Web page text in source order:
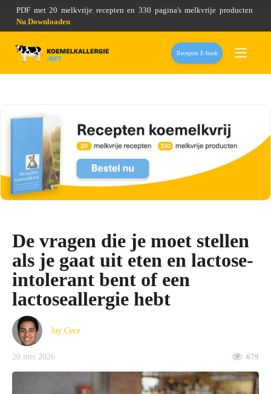
PDF met 20 melkvrije recepten en 330 pagina's melkvrije producten
Nu Downloaden
Recepten E-book
De vragen die je moet stellen
als je gaat uit eten en lactose-
intolerant bent of een
lactoseallergie hebt
Jay Cece
20 mei 2026 679